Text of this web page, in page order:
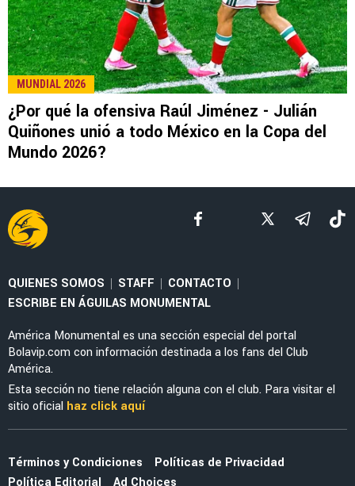
LEE TAMBIÉN
EX AMÉRICA
Raúl Jiménez tuvo un increíble recibimiento en
su primer partido con Wolverhampton en casa